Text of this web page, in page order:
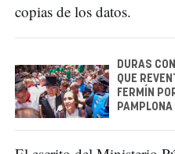
copias de los datos.
DURAS
QUE
FERMÍN
PAMPLONA